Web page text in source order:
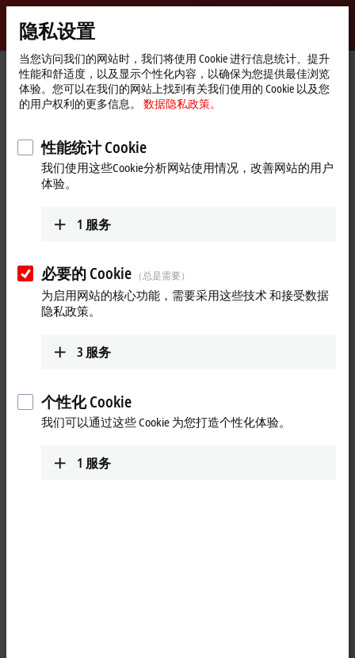
Beckhoff
-
自
动
化
技
术
Start
page
Support Download finder Search result
My bookmark list
To the bookmark list
隐私设置
当您访问我们的网站时，我们将使用 Cookie 进行信息统计、提升
性能和舒适度，以及显示个性化内容，以确保为您提供最佳浏览
体验。您可以在我们的网站上找到有关我们使用的 Cookie 以及您
的用户权利的更多信息。
数据隐私政策。
性能统计 Cookie
我们使用这些Cookie分析网站使用情况，改善网站的用户
体验。
1 服务
必要的 Cookie （总是需要）
为启用网站的核心功能，需要采用这些技术 和接受数据
隐私政策。
3 服务
个性化 Cookie
我们可以通过这些 Cookie 为您打造个性化体验。
1 服务